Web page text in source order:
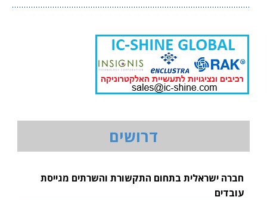
דרושים
חברה ישראלית בתחום התקשורת והשרתים מגייסת
עובדים